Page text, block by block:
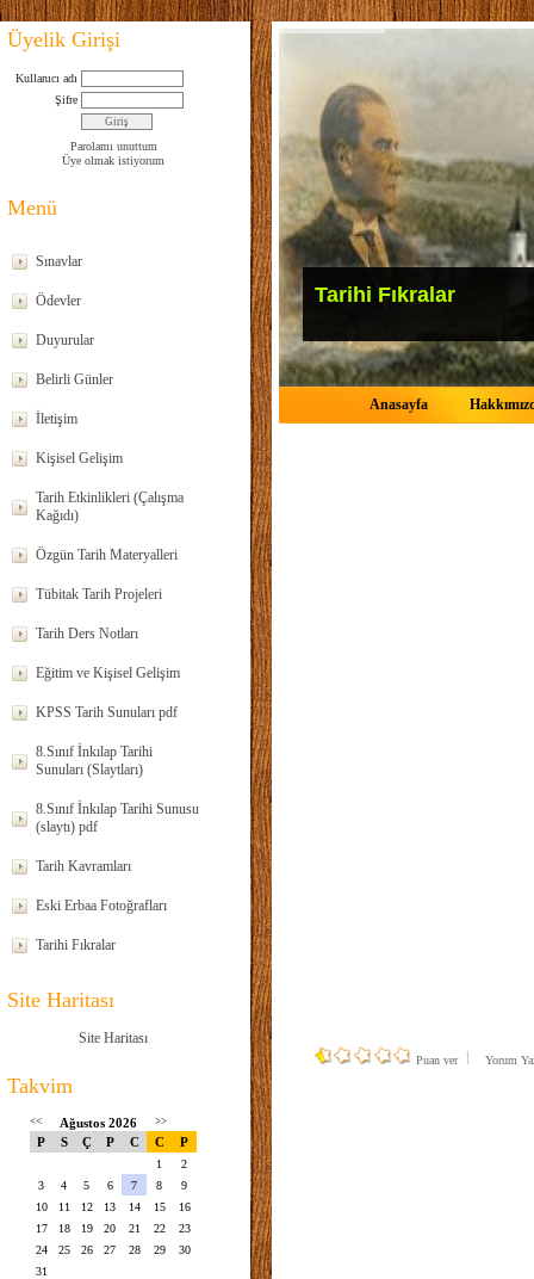
Üyelik Girişi
Kullanıcı adı
Şifre
Parolamı unuttum
Üye olmak istiyorum
Menü
Sınavlar
Ödevler
Duyurular
Belirli Günler
İletişim
Kişisel Gelişim
Tarih Etkinlikleri (Çalışma
Kağıdı)
Özgün Tarih Materyalleri
Tübitak Tarih Projeleri
Tarih Ders Notları
Eğitim ve Kişisel Gelişim
KPSS Tarih Sunuları pdf
8.Sınıf İnkılap Tarihi
Sunuları (Slaytları)
8.Sınıf İnkılap Tarihi Sunusu
(slaytı) pdf
Tarih Kavramları
Eski Erbaa Fotoğrafları
Tarihi Fıkralar
Site Haritası
Site Haritası
Takvim
<< Ağustos 2026 >>
P S Ç P C C P
1
2
3
4 5 6 7 8
9
10
11 12 13 14 15
16
17
18 19 20 21 22
23
24
25 26 27 28 29
30
31
Tarihi Fıkralar
Anasayfa
Puan ver Yorum